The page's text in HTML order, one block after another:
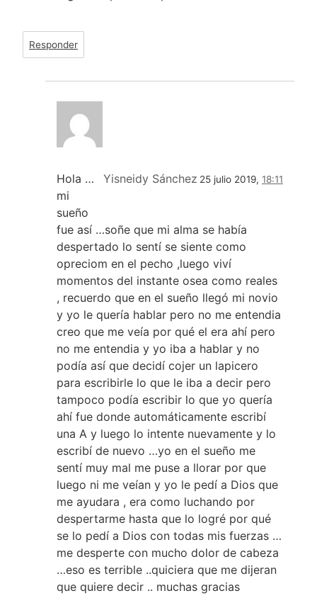
Responder
Yisneidy Sánchez 25 julio 2019, 18:11
Hola …
mi
sueño
fue así …soñe que mi alma se había
despertado lo sentí se siente como
opreciom en el pecho ,luego viví
momentos del instante osea como reales
, recuerdo que en el sueño llegó mi novio
y yo le quería hablar pero no me entendia
creo que me veía por qué el era ahí pero
no me entendia y yo iba a hablar y no
podía así que decidí cojer un lapicero
para escribirle lo que le iba a decir pero
tampoco podía escribir lo que yo quería
ahí fue donde automáticamente escribí
una A y luego lo intente nuevamente y lo
escribí de nuevo …yo en el sueño me
sentí muy mal me puse a llorar por que
luego ni me veían y yo le pedí a Dios que
me ayudara , era como luchando por
despertarme hasta que lo logré por qué
se lo pedí a Dios con todas mis fuerzas …
me desperte con mucho dolor de cabeza
…eso es terrible ..quiciera que me dijeran
que quiere decir .. muchas gracias